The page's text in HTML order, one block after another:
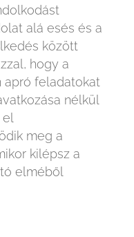
alá esés és a
között
hogy a
apró feladatokat
nélkül
meg a
kilépsz a
elméből